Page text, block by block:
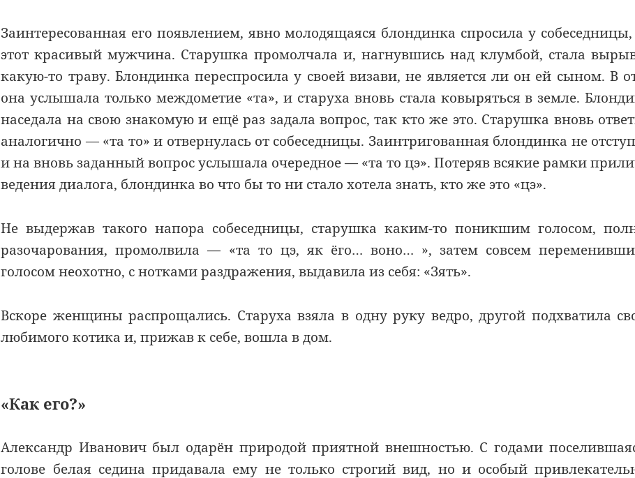
Заинтересованная его появлением, явно молодящаяся блондинка спросила у собеседницы,
этот красивый мужчина. Старушка промолчала и, нагнувшись над клумбой, стала
какую-то траву. Блондинка переспросила у своей визави, не является ли он ей сыном. В
она услышала только междометие «та», и старуха вновь стала ковыряться в земле.
наседала на свою знакомую и ещё раз задала вопрос, так кто же это. Старушка вновь
аналогично — «та то» и отвернулась от собеседницы. Заинтригованная блондинка не
и на вновь заданный вопрос услышала очередное — «та то цэ». Потеряв всякие рамки
ведения диалога, блондинка во что бы то ни стало хотела знать, кто же это «цэ».
Не выдержав такого напора собеседницы, старушка каким-то поникшим голосом,
разочарования, промолвила — «та то цэ, як ёго… воно… », затем совсем
голосом неохотно, с нотками раздражения, выдавила из себя: «Зять».
Вскоре женщины распрощались. Старуха взяла в одну руку ведро, другой подхватила
любимого котика и, прижав к себе, вошла в дом.
«Как его?»
Александр Иванович был одарён природой приятной внешностью. С годами
голове белая седина придавала ему не только строгий вид, но и особый